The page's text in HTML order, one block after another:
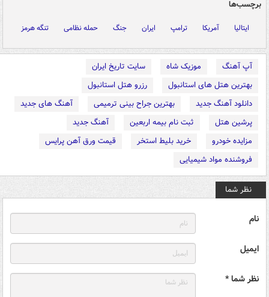
برچسب‌ها
ایتالیا آمریکا ترامپ ایران جنگ حمله نظامی تنگه هرمز
آپ آهنگ موزیک شاه
سایت تاریخ ایران
بهترین هتل های استانبول
رزرو هتل استانبول
دانلود آهنگ جدید
بهترین جراح بینی ترمیمی
آهنگ های جدید
پرشین هتل
ثبت نام بیمه اربعین
آهنگ جدید
مزایده خودرو
خرید بلیط استخر
قیمت ورق آهن پرایس
فروشنده مواد شیمیایی
نظر شما
نام
ایمیل
نظر شما *